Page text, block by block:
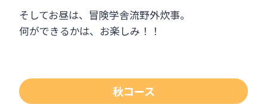
そしてお昼は、冒険学舎流野外炊事。
何ができるかは、お楽しみ！！
秋コース